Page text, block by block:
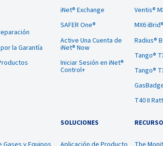
la Garantía
iNet® Exchange
SAFER One®
Active Una Cuenta de
iNet® Now
Iniciar Sesión en iNet®
Control+
Ventis®
MX6 iBrid®
Radius®
Tango®
Tango®
T40 II
SOLUCIONES